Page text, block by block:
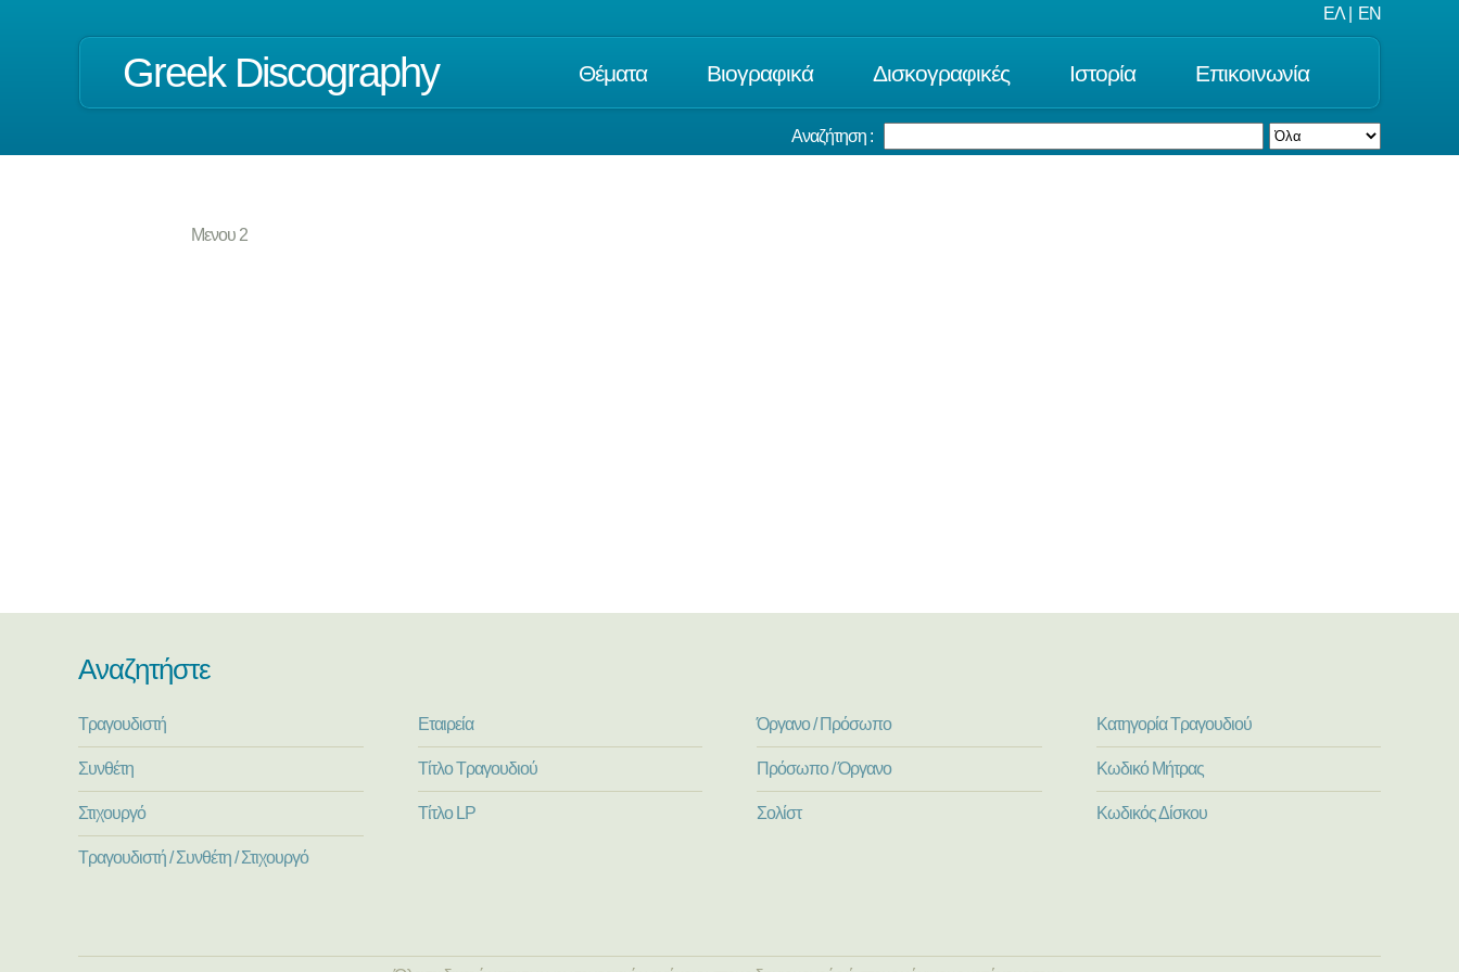
ΕΛ EN
Greek Discography Θέματα Βιογραφικά Δισκογραφικές Ιστορία Επικοινωνία
Αναζήτηση :
Μενου 2
Αναζητήστε
Τραγουδιστή
Συνθέτη
Στιχουργό
Τραγουδιστή / Συνθέτη / Στιχουργό
Εταιρεία
Τίτλο Τραγουδιού
Τίτλο LP
Όργανο / Πρόσωπο
Πρόσωπο / Όργανο
Σολίστ
Κατηγορία Τραγουδιού
Κωδικό Μήτρας
Κωδικός Δίσκου